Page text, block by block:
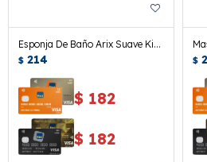
Esponja De Baño Arix Suave Kids
2 Uds.
$ 214
$ 182
$ 182
$